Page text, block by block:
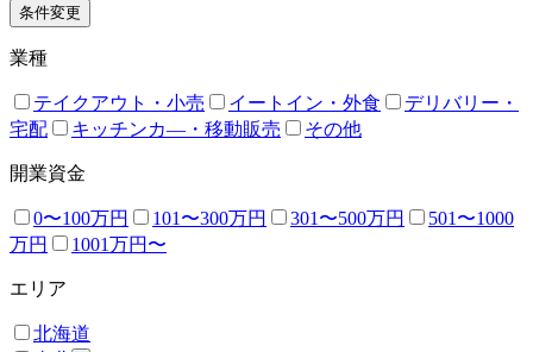
条件変更
業種
テイクアウト・小売 イートイン・外食
デリバリー・
宅配
キッチンカ―・移動販売 その他
開業資金
0〜100万円 101〜300万円 301〜500万円
501〜1000
万円
1001万円〜
エリア
北海道